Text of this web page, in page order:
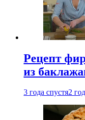
Рецепт
из
3 года спустя2